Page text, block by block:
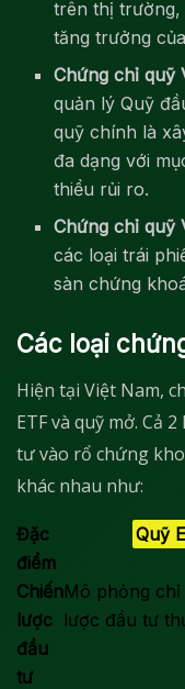
trên thị trường,
tăng trưởng
Chứng chỉ quỹ
quản lý Quỹ
quỹ chính là
đa dạng với
thiểu rủi ro.
Chứng chỉ quỹ
các loại trái
sàn chứng
Các loại
Hiện tại Việt Nam,
ETF và quỹ mở. Cả
tư vào rổ chứng
khác nhau như:
Đặc
điểm
Quỹ
Chiến
lược
đầu
tư
Mô phỏng chỉ
lược đầu tư